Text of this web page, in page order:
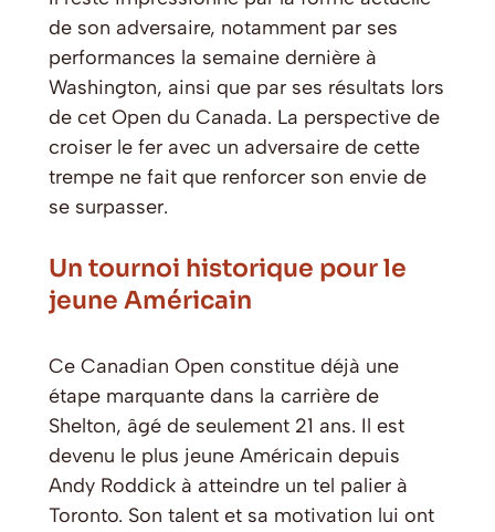
de son adversaire, notamment par ses
performances la semaine dernière à
Washington, ainsi que par ses résultats lors
de cet Open du Canada. La perspective de
croiser le fer avec un adversaire de cette
trempe ne fait que renforcer son envie de
se surpasser.
Un tournoi historique pour le
jeune Américain
Ce Canadian Open constitue déjà une
étape marquante dans la carrière de
Shelton, âgé de seulement 21 ans. Il est
devenu le plus jeune Américain depuis
Andy Roddick à atteindre un tel palier à
Toronto. Son talent et sa motivation lui ont